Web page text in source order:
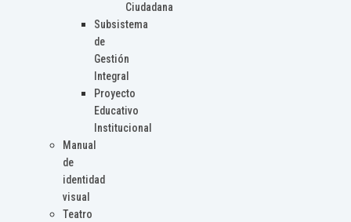
Ciudadana
Subsistema
de
Gestión
Integral
Proyecto
Educativo
Institucional
Manual
de
identidad
visual
Teatro